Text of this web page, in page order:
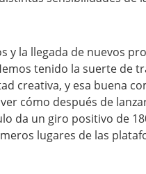
y la llegada de nuevos
tenido la suerte de
creativa, y esa buena
cómo después de
da un giro positivo de
lugares de las